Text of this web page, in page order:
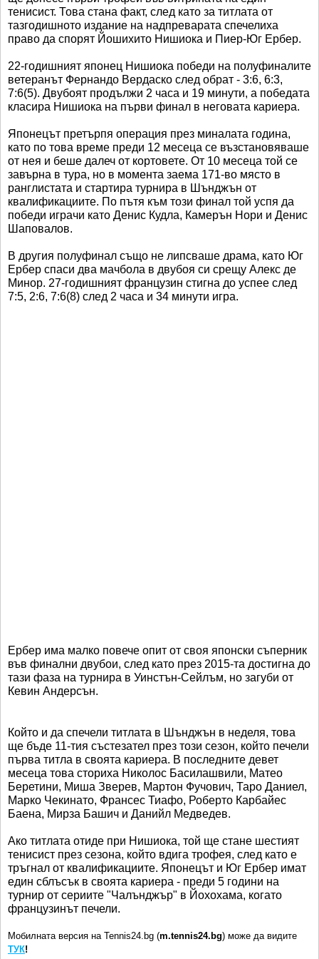
тенисист. Това стана факт, след като за титлата от
тазгодишното издание на надпреварата спечелиха
право да спорят Йошихито Нишиока и Пиер-Юг Ербер.
22-годишният японец Нишиока победи на полуфиналите
ветеранът Фернандо Вердаско след обрат - 3:6, 6:3,
7:6(5). Двубоят продължи 2 часа и 19 минути, а победата
класира Нишиока на първи финал в неговата кариера.
Японецът претърпя операция през миналата година,
като по това време преди 12 месеца се възстановяваше
от нея и беше далеч от кортовете. От 10 месеца той се
завърна в тура, но в момента заема 171-во място в
ранглистата и стартира турнира в Шънджън от
квалификациите. По пътя към този финал той успя да
победи играчи като Денис Кудла, Камерън Нори и Денис
Шаповалов.
В другия полуфинал също не липсваше драма, като Юг
Ербер спаси два мачбола в двубоя си срещу Алекс де
Минор. 27-годишният французин стигна до успее след
7:5, 2:6, 7:6(8) след 2 часа и 34 минути игра.
Ербер има малко повече опит от своя японски съперник
във финални двубои, след като през 2015-та достигна до
тази фаза на турнира в Уинстън-Сейлъм, но загуби от
Кевин Андерсън.
Който и да спечели титлата в Шънджън в неделя, това
ще бъде 11-тия състезател през този сезон, който печели
първа титла в своята кариера. В последните девет
месеца това сториха Николос Басилашвили, Матео
Беретини, Миша Зверев, Мартон Фучович, Таро Даниел,
Марко Чекинато, Франсес Тиафо, Роберто Карбайес
Баена, Мирза Башич и Данийл Медведев.
Ако титлата отиде при Нишиока, той ще стане шестият
тенисист през сезона, който вдига трофея, след като е
тръгнал от квалификациите. Японецът и Юг Ербер имат
един сблъсък в своята кариера - преди 5 години на
турнир от сериите "Чалънджър" в Йохохама, когато
французинът печели.
Мобилната версия на Tennis24.bg (m.tennis24.bg) може да видите
ТУК!